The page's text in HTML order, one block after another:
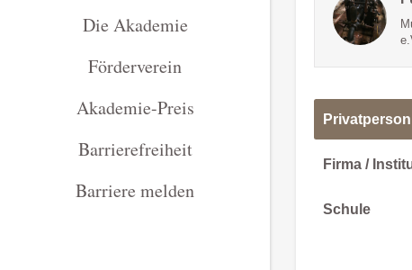
Die Akademie
Förderverein
Akademie-Preis
Barrierefreiheit
Barriere melden
Privatperson
Firma /
Schule